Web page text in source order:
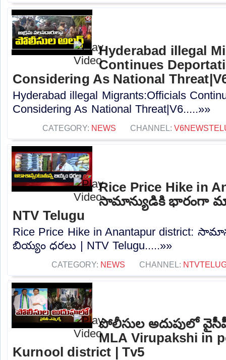
Hyderabad illegal
Continues
Considering As National
Hyderabad illegal Migrants:Officials
Considering As National Threat|V6.....»»
CATEGORY: NEWS CHANNEL:
Rice Price Hike in
సామాన్యుడికి భారంగా
NTV Telugu
Rice Price Hike in Anantapur district:
బియ్యం ధరలు | NTV Telugu.....»»
CATEGORY: NEWS CHANNEL:
పోలీసుల అదుపులో
MLA Virupakshi in
Kurnool district | Tv5